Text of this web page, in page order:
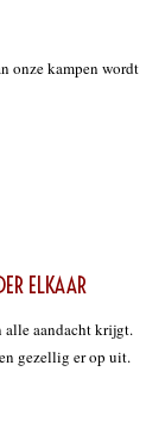
onze kampen wordt
ELKAAR
alle aandacht krijgt.
gezellig er op uit.